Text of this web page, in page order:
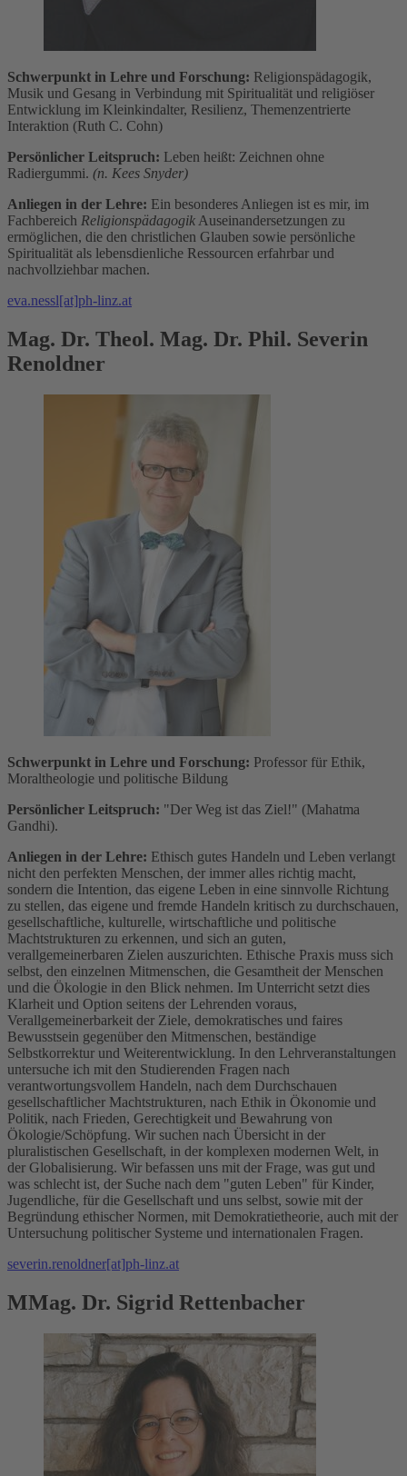
Schwerpunkt in Lehre und Forschung: Religionspädagogik,
Musik und Gesang in Verbindung mit Spiritualität und religiöser
Entwicklung im Kleinkindalter, Resilienz, Themenzentrierte
Interaktion (Ruth C. Cohn)
Persönlicher Leitspruch: Leben heißt: Zeichnen ohne
Radiergummi. (n. Kees Snyder)
Anliegen in der Lehre: Ein besonderes Anliegen ist es mir, im
Fachbereich Religionspädagogik Auseinandersetzungen zu
ermöglichen, die den christlichen Glauben sowie persönliche
Spiritualität als lebensdienliche Ressourcen erfahrbar und
nachvollziehbar machen.
eva.nessl[at]ph-linz.at
Mag. Dr. Theol. Mag. Dr. Phil. Severin
Renoldner
Schwerpunkt in Lehre und Forschung: Professor für Ethik,
Moraltheologie und politische Bildung
Persönlicher Leitspruch: "Der Weg ist das Ziel!" (Mahatma
Gandhi).
Anliegen in der Lehre: Ethisch gutes Handeln und Leben verlangt
nicht den perfekten Menschen, der immer alles richtig macht,
sondern die Intention, das eigene Leben in eine sinnvolle Richtung
zu stellen, das eigene und fremde Handeln kritisch zu durchschauen,
gesellschaftliche, kulturelle, wirtschaftliche und politische
Machtstrukturen zu erkennen, und sich an guten,
verallgemeinerbaren Zielen auszurichten. Ethische Praxis muss sich
selbst, den einzelnen Mitmenschen, die Gesamtheit der Menschen
und die Ökologie in den Blick nehmen. Im Unterricht setzt dies
Klarheit und Option seitens der Lehrenden voraus,
Verallgemeinerbarkeit der Ziele, demokratisches und faires
Bewusstsein gegenüber den Mitmenschen, beständige
Selbstkorrektur und Weiterentwicklung. In den Lehrveranstaltungen
untersuche ich mit den Studierenden Fragen nach
verantwortungsvollem Handeln, nach dem Durchschauen
gesellschaftlicher Machtstrukturen, nach Ethik in Ökonomie und
Politik, nach Frieden, Gerechtigkeit und Bewahrung von
Ökologie/Schöpfung. Wir suchen nach Übersicht in der
pluralistischen Gesellschaft, in der komplexen modernen Welt, in
der Globalisierung. Wir befassen uns mit der Frage, was gut und
was schlecht ist, der Suche nach dem "guten Leben" für Kinder,
Jugendliche, für die Gesellschaft und uns selbst, sowie mit der
Begründung ethischer Normen, mit Demokratietheorie, auch mit der
Untersuchung politischer Systeme und internationalen Fragen.
severin.renoldner[at]ph-linz.at
MMag. Dr. Sigrid Rettenbacher